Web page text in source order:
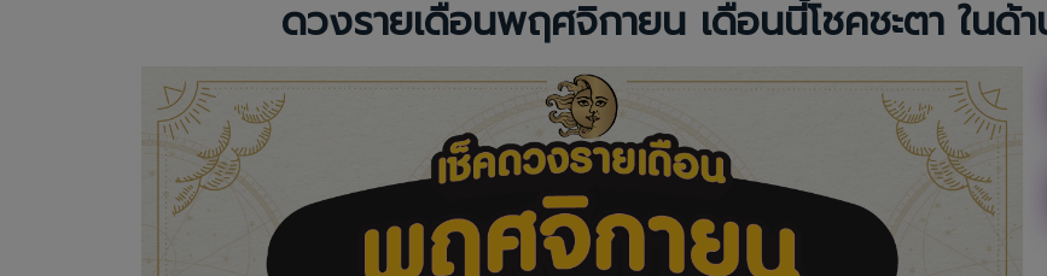
ดวงรายเดือนพฤศจิกายน เดือนนี้โชคชะตา ในด้